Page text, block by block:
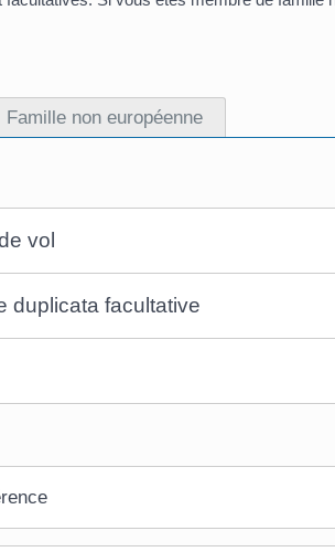
Famille non européenne
vol
duplicata facultative